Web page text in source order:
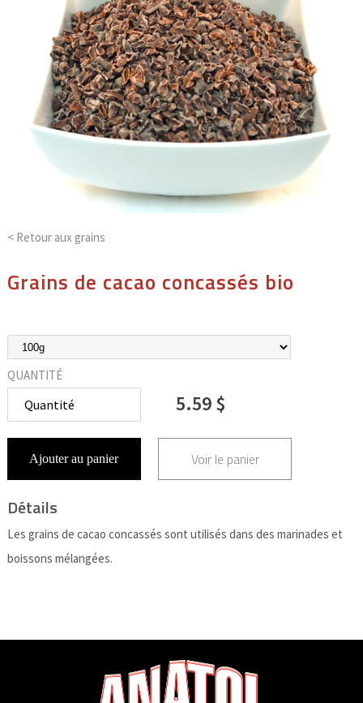
< Retour aux grains
Grains de cacao concassés bio
QUANTITÉ
5.59 $
Ajouter au panier Voir le panier
Détails
Les grains de cacao concassés sont utilisés dans des marinades et
boissons mélangées.